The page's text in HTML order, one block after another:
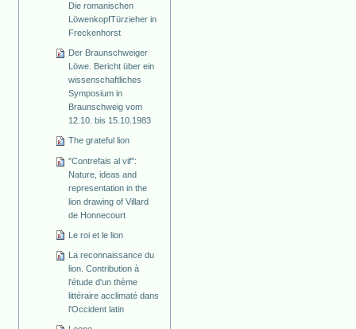
Die romanischen
Löwenkopf­Türzieher in
Freckenhorst
Der Braunschweiger
Löwe. Bericht über ein
wissenschaftliches
Symposium in
Braunschweig vom
12.10. bis 15.10.1983
The grateful lion
"Contrefais al vif":
Nature, ideas and
representation in the
lion drawing of Villard
de Honnecourt
Le roi et le lion
La reconnaissance du
lion. Contribution à
l'étude d'un thème
littéraire acclimaté dans
l'Occident latin